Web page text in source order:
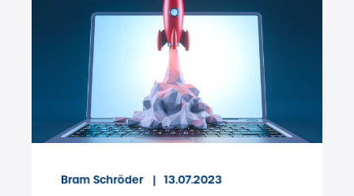
Bram Schröder
13.07.2023